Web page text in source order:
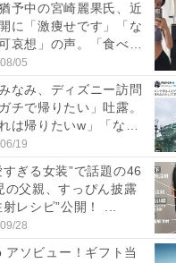
予中の宮崎麗果氏、近
に「激痩せです」「な
哀想」の声。「食べら
05
なみ、ディズニー訪問
チで帰りたい」吐露。
れは帰りたいw」「なん
19
すぎる女装”で話題の46
の父親、すっぴん披露
射レシピ”公開！ ...
28
アソビュー！ギフト当